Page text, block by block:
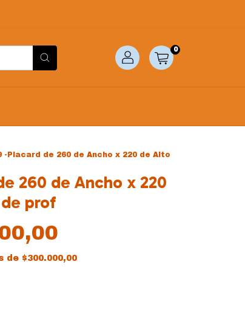
0
-Placard de 260 de Ancho x 220 de Alto
260 de Ancho x 220
prof
de $300.000,00